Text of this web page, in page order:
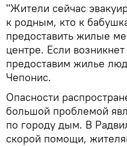
"Жители сейчас
к родным, кто к
предоставить жилые
центре. Если
предоставим жилье
Чепонис.
Опасности
большой проблемой
по городу дым. В
скорой помощи,